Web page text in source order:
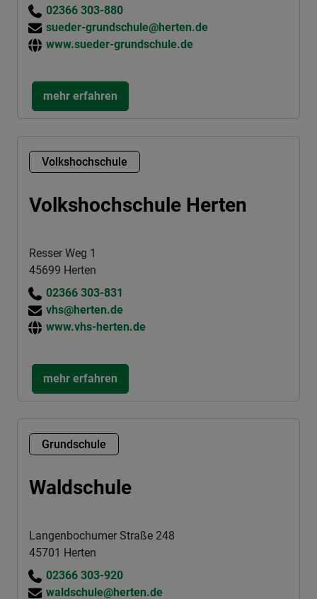
02366 303-880
sueder-grundschule@herten.de
www.sueder-grundschule.de
mehr erfahren
Volkshochschule
Volkshochschule Herten
Resser Weg 1
45699 Herten
02366 303-831
vhs@herten.de
www.vhs-herten.de
mehr erfahren
Grundschule
Waldschule
Langenbochumer Straße 248
45701 Herten
02366 303-920
waldschule@herten.de